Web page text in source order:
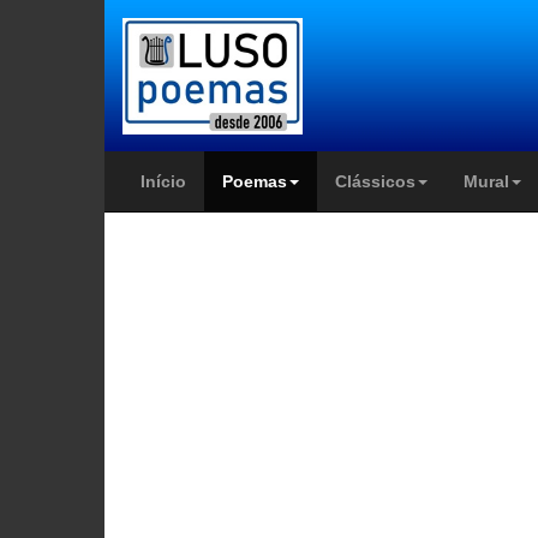
Início Poemas Clássicos Mural